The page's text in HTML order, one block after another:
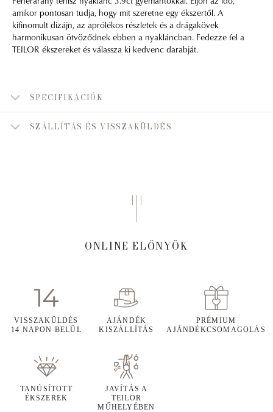
amikor pontosan tudja, hogy mit szeretne egy ékszertől. A
kifinomult dizájn, az aprólékos részletek és a drágakövek
harmonikusan ötvöződnek ebben a nyakláncban. Fedezze fel a
TEILOR ékszereket és válassza ki kedvenc darabját.
SPECIFIKÁCIÓK
SZÁLLÍTÁS ÉS VISSZAKÜLDÉS
ONLINE ELŐNYÖK
VISSZAKÜLDÉS
14 NAPON BELÜL
AJÁNDÉK
KISZÁLLÍTÁS
PRÉMIUM
AJÁNDÉKCSOMAGOLÁS
TANÚSÍTOTT
ÉKSZEREK
JAVÍTÁS A
TEILOR
MŰHELYÉBEN